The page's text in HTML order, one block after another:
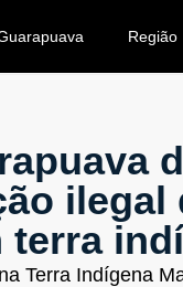
Região
ilegal
terra
Terra Indígena